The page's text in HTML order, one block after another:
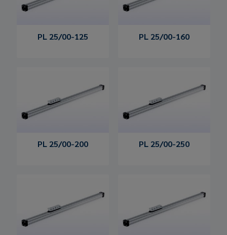
PL 25/00-125 PL 25/00-160
PL 25/00-200 PL 25/00-250